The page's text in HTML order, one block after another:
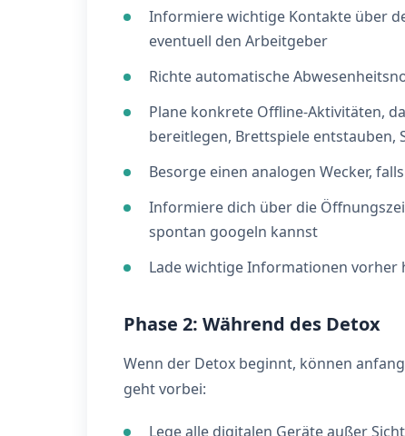
Informiere wichtige Kontakte über
eventuell den Arbeitgeber
Richte automatische
Plane konkrete Offline-Aktivitäten,
bereitlegen, Brettspiele
Besorge einen analogen Wecker,
Informiere dich über die
spontan googeln kannst
Lade wichtige Informationen vorher
Phase 2: Während des Detox
Wenn der Detox beginnt, können
geht vorbei:
Lege alle digitalen Geräte außer